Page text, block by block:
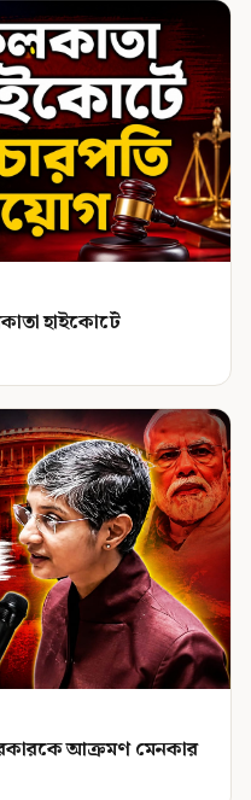
হাইকোর্টে
আক্রমণ মেনকার